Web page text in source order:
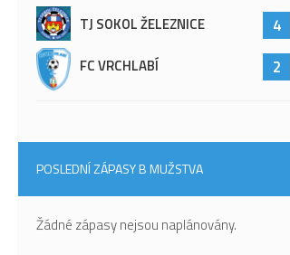
TJ SOKOL ŽELEZNICE 4
FC VRCHLABÍ 2
POSLEDNÍ ZÁPASY B MUŽSTVA
Žádné zápasy nejsou naplánovány.